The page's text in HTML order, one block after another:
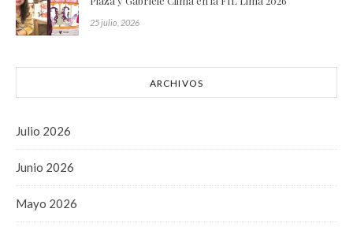
25 julio, 2026
ARCHIVOS
Julio 2026
Junio 2026
Mayo 2026